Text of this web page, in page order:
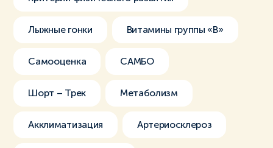
Лыжные гонки Витамины группы «В»
Самооценка САМБО
Шорт – Трек Метаболизм
Акклиматизация Артериосклероз